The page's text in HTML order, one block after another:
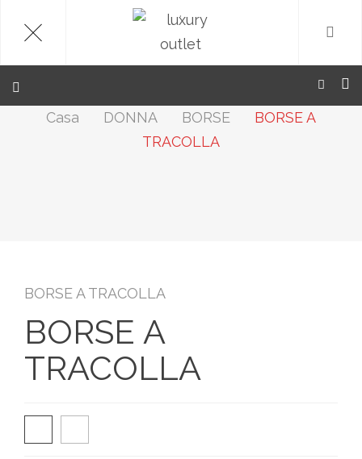
.
Casa DONNA BORSE
BORSE A
TRACOLLA
BORSE A TRACOLLA
BORSE A
TRACOLLA